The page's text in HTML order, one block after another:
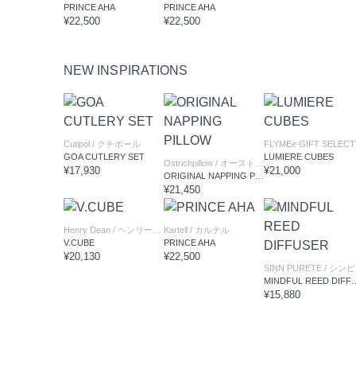
PRINCE AHA
¥22,500
PRINCE AHA
¥22,500
NEW INSPIRATIONS
Cutipol / クチポール
GOA CUTLERY SET
¥17,930
Ostrichpillow / オーストリッチピロー
¥21,450
LUMIERE CUBES
¥21,000
Henry Dean / ヘンリーディーン
V.CUBE
¥20,130
Kartell / カルテル
PRINCE AHA
¥22,500
SINN PURETE / シンピュルテ
¥15,880